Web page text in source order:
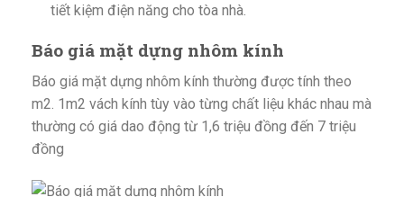
tiết kiệm điện năng cho tòa nhà.
Báo giá mặt dựng nhôm kính
Báo giá mặt dựng nhôm kính thường được tính theo
m2. 1m2 vách kính tùy vào từng chất liệu khác nhau mà
thường có giá dao động từ 1,6 triệu đồng đến 7 triệu
đồng